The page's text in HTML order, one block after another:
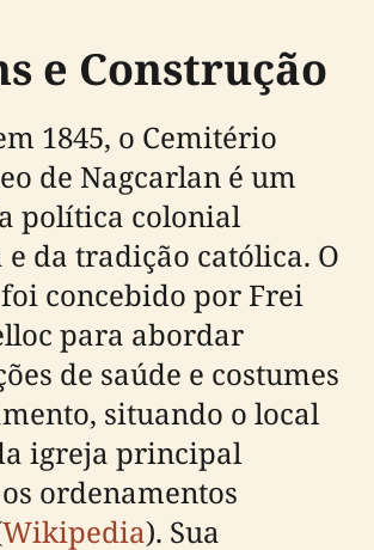
e Construção
1845, o Cemitério
de Nagcarlan é um
política colonial
e da tradição católica. O
concebido por Frei
para abordar
de saúde e costumes
situando o local
igreja principal
ordenamentos
Wikipedia). Sua